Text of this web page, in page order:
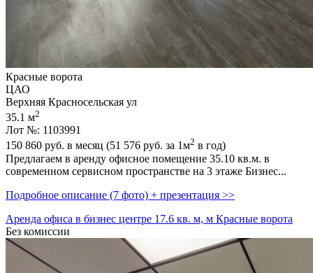
Красные ворота
ЦАО
Верхняя Красносельская ул
35.1 м2
Лот №: 1103991
150 860 руб. в месяц (51 576 руб. за 1м2 в год)
Предлагаем в аренду офисное помещение 35.10 кв.м. в
современном сервисном пространстве на 3 этаже Бизнес...
Подробное описание (7 фото) + презентация >>
Аренда офиса в бизнес центре 17.6 кв. м, м Красные ворота
Без комиссии